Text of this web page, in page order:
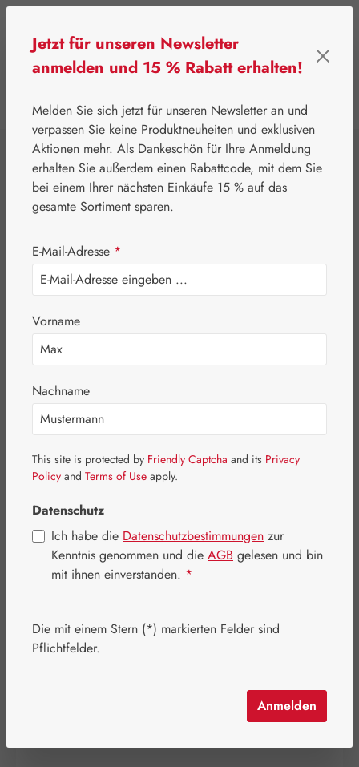
⌂ Gall Pharma Topinambur
Topinambur Plus
GPH Spray
Bildergalerie überspringen
Regulärer Preis:
26,30 €
Inhalt:0.05 Liter
Schnell zuschlagen! Es sind nur noch wenige Artikel
Jetzt für unseren Newsletter
anmelden und 15 % Rabatt erhalten!
Melden Sie sich jetzt für unseren Newsletter an und
verpassen Sie keine Produktneuheiten und exklusiven
Aktionen mehr. Als Dankeschön für Ihre Anmeldung
erhalten Sie außerdem einen Rabattcode, mit dem Sie
bei einem Ihrer nächsten Einkäufe 15 % auf das
gesamte Sortiment sparen.
E-Mail-Adresse *
Vorname
Nachname
This site is protected by Friendly Captcha and its Privacy
Policy and Terms of Use apply.
Datenschutz
Ich habe die Datenschutzbestimmungen zur
Kenntnis genommen und die AGB gelesen und bin
mit ihnen einverstanden. *
Die mit einem Stern (*) markierten Felder sind
Pflichtfelder.
Anmelden